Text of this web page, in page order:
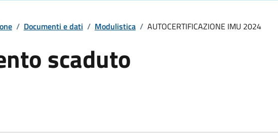
/ Documenti e dati / Modulistica / AUTOCERTIFICAZIONE IMU 2024
scaduto